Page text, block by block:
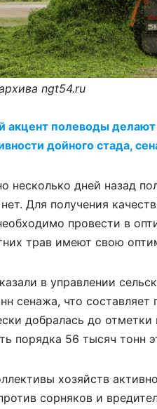
ngt54.ru
акцент полеводы
дойного стада,
несколько дней назад
Для получения
провести в
трав имеют свою
в управлении
сенажа, что
добралась до
порядка 56 тысяч тонн
хозяйств
сорняков и